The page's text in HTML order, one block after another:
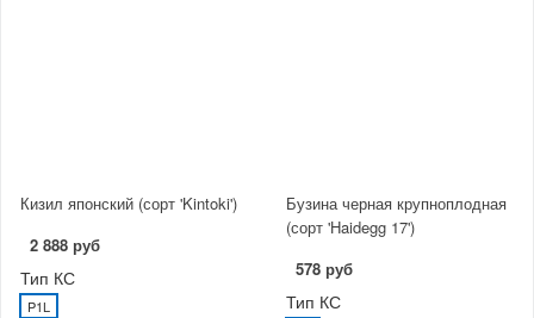
Кизил японский (сорт 'Kintoki')
2 888 руб
Тип КС
P1L
Бузина черная крупноплодная
(сорт 'Haidegg 17')
578 руб
Тип КС